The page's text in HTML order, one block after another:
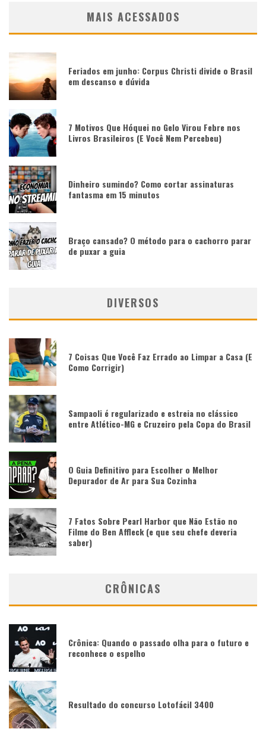
MAIS ACESSADOS
Feriados em junho: Corpus Christi divide o Brasil
em descanso e dúvida
7 Motivos Que Hóquei no Gelo Virou Febre nos
Livros Brasileiros (E Você Nem Percebeu)
Dinheiro sumindo? Como cortar assinaturas
fantasma em 15 minutos
Braço cansado? O método para o cachorro parar
de puxar a guia
DIVERSOS
7 Coisas Que Você Faz Errado ao Limpar a Casa (E
Como Corrigir)
Sampaoli é regularizado e estreia no clássico
entre Atlético-MG e Cruzeiro pela Copa do Brasil
O Guia Definitivo para Escolher o Melhor
Depurador de Ar para Sua Cozinha
7 Fatos Sobre Pearl Harbor que Não Estão no
Filme do Ben Affleck (e que seu chefe deveria
saber)
CRÔNICAS
Crônica: Quando o passado olha para o futuro e
reconhece o espelho
Resultado do concurso Lotofácil 3400